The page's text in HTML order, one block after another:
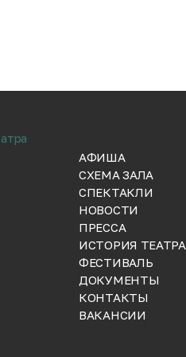
АФИША
СХЕМА ЗАЛА
СПЕКТАКЛИ
НОВОСТИ
ПРЕССА
ИСТОРИЯ ТЕАТРА
ФЕСТИВАЛЬ
ДОКУМЕНТЫ
КОНТАКТЫ
ВАКАНСИИ